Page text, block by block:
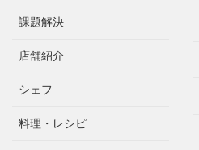
課題解決
店舗紹介
シェフ
料理・レシピ